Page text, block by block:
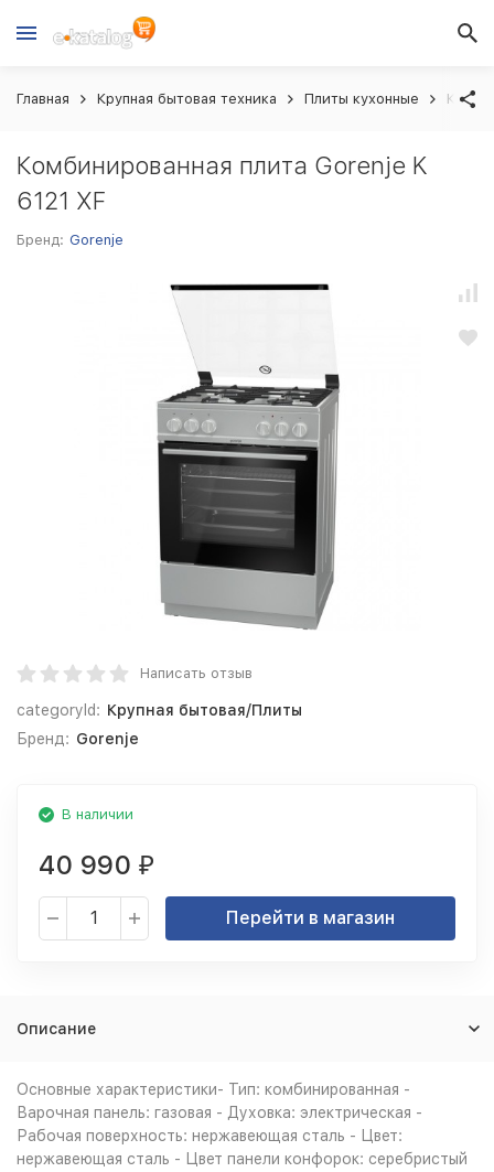
Главная Крупная бытовая техника Плиты кухонные
Комбинированная плита Gorenje K
6121 XF
Бренд: Gorenje
Написать отзыв
categoryId: Крупная бытовая/Плиты
Бренд: Gorenje
В наличии
40 990 ₽
Перейти в магазин
Описание
Основные характеристики- Тип: комбинированная -
Варочная панель: газовая - Духовка: электрическая -
Рабочая поверхность: нержавеющая сталь - Цвет:
нержавеющая сталь - Цвет панели конфорок: серебристый